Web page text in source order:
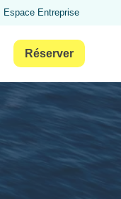
Espace Entreprise
Réserver